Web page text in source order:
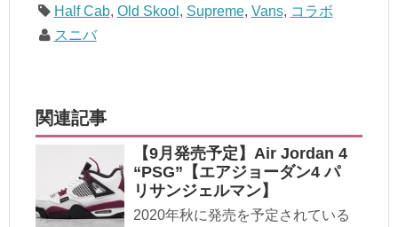
Half Cab, Old Skool , Supreme, Vans, コラボ
スニバ
関連記事
【9月発売予定】Air Jordan 4
“PSG”【エアジョーダン4 パ
リサンジェルマン】
2020年秋に発売を予定されている